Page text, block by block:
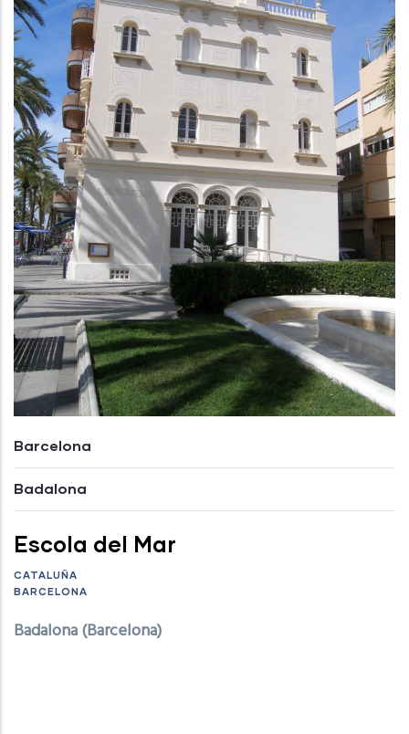
Barcelona
Badalona
Escola del Mar
CATALUÑA
BARCELONA
Badalona (Barcelona)